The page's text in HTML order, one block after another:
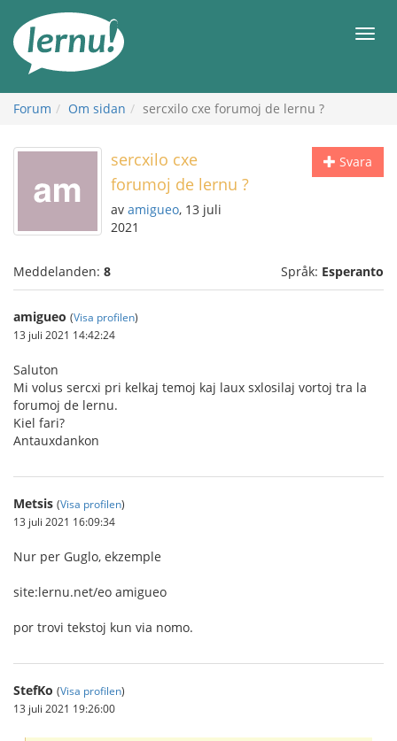
sidans
innehåll
Meny
Forum Om sidan sercxilo cxe forumoj de lernu ?
Svara
sercxilo cxe
forumoj de lernu ?
av amigueo, 13 juli
2021
Meddelanden: 8 Språk: Esperanto
amigueo (Visa profilen)
13 juli 2021 14:42:24
Saluton
Mi volus sercxi pri kelkaj temoj kaj laux sxlosilaj vortoj tra la
forumoj de lernu.
Kiel fari?
Antauxdankon
Metsis (Visa profilen)
13 juli 2021 16:09:34
Nur per Guglo, ekzemple
site:lernu.net/eo amigueo
por trovi tekstoj kun via nomo.
StefKo (Visa profilen)
13 juli 2021 19:26:00